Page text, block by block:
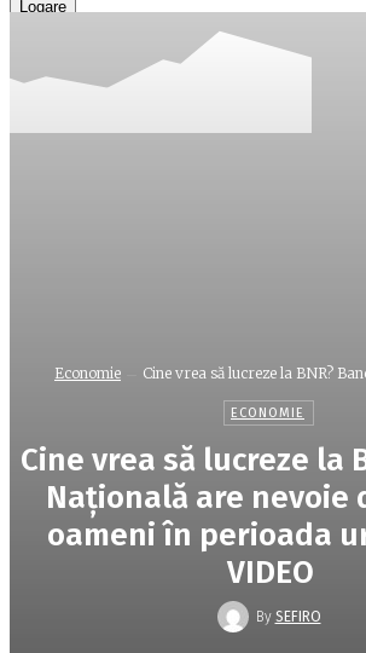
Ați uitat parola? obține ajutor
Recuperați-vă parola
Economie Cine vrea să lucreze la BNR?
ECONOMIE
Cine vrea să lucreze la
Naţională are nevoie
oameni în perioada
VIDEO
By SEFIRO